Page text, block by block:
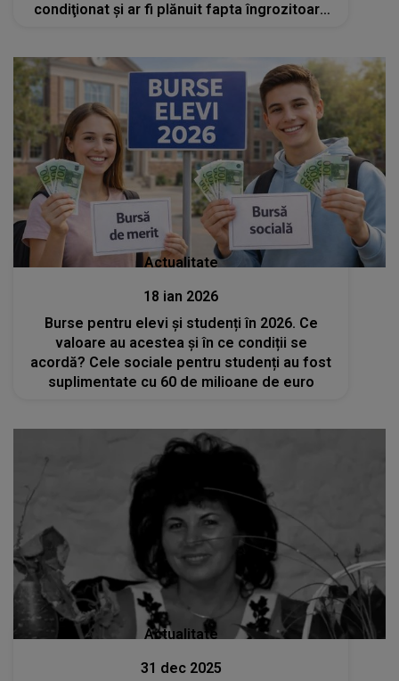
condiţionat și ar fi plănuit fapta îngrozitoare
Actualitate
18 ian 2026
Burse pentru elevi și studenți în 2026. Ce
valoare au acestea și în ce condiții se
acordă? Cele sociale pentru studenți au fost
suplimentate cu 60 de milioane de euro
Actualitate
31 dec 2025